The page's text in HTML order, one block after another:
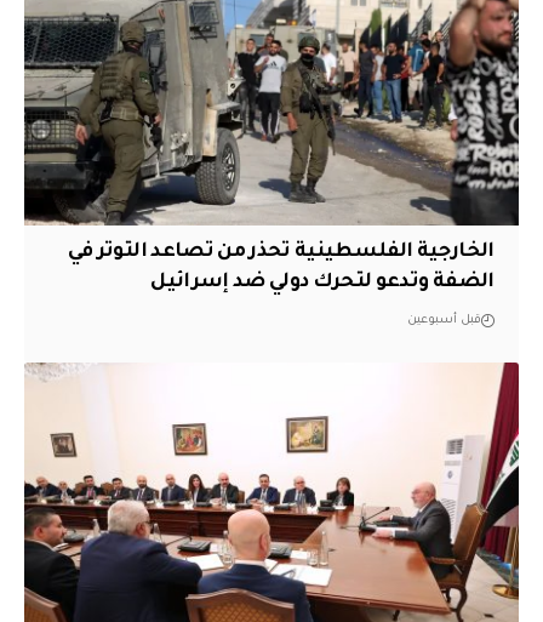
الخارجية الفلسطينية تحذر من تصاعد التوتر في
الضفة وتدعو لتحرك دولي ضد إسرائيل
قبل أسبوعين